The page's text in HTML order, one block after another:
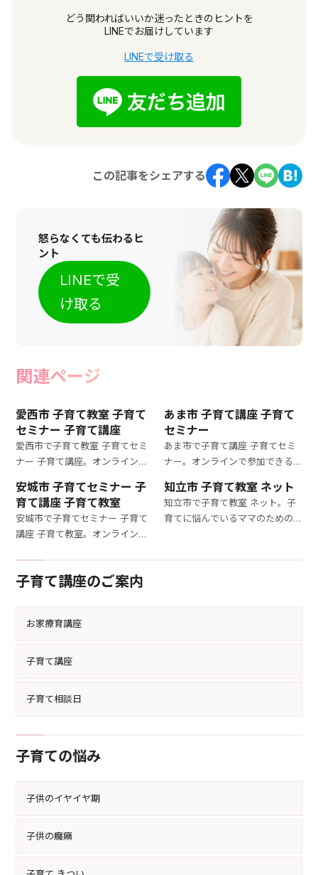
どう関わればいいか迷ったときのヒントを
LINEでお届けしています
LINEで受け取る
この記事をシェアする
怒らなくても伝わるヒ
ント
LINEで受
け取る
関連ページ
愛西市 子育て教室 子育て
セミナー 子育て講座
愛西市で子育て教室 子育てセミ
ナー 子育て講座。オンライン子
もを持つママが必要な育児スキ
ルを身につけましょう。育児のス
トレスを軽減する具体的な方法
を学べます。
あま市 子育て講座 子育て
セミナー
あま市で子育て講座 子育てセミ
ナー。オンラインで参加できる
もを持つママが育児のコツを学
び、毎日の子育てがもっと楽し
くなる内容です。
安城市 子育てセミナー 子
育て講座 子育て教室
安城市で子育てセミナー 子育て
講座 子育て教室。オンライン子
習得。具体的なアドバイスで育
知立市 子育て教室 ネット
知立市で子育て教室 ネット。子
育てに悩んでいるママのための
子育て講座のご案内
お家療育講座
子育て講座
子育て相談日
子育ての悩み
子供のイヤイヤ期
子供の癇癪